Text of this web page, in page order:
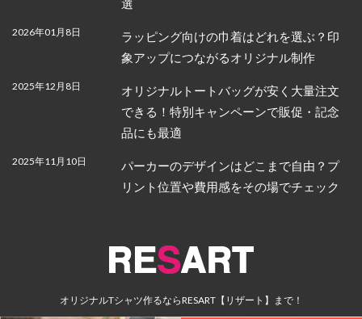
選
2026年01月8日
ラッピング向けの巾着はどれを選ぶ？印
象アップにつながるオリジナル制作
2025年12月8日
オリジナルトートバッグが安く大量注文
できる！特別キャンペーンで販促・記念
品にも最適
2025年11月10日
パーカーのデザインはどこまで自由？プ
リント位置や費用感をその場でチェック
オリジナルTシャツ作るならRESART【リザート】まで！